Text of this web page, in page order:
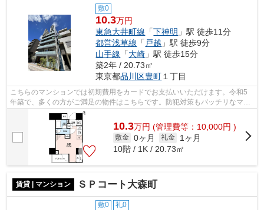
敷0
10.3万円
東急大井町線 「下神明 」駅 徒歩11分
都営浅草線 「 戸越 」駅 徒歩9分
山手線 「大崎 」駅 徒歩15分
築2年 / 20.73㎡
東京都品川区豊町１丁目
こちらのマンションでは初期費用をカードでお支払いいただけます。令和5
年築で、多くの方がご満足の物件はこちらです。防犯対策もバッチリなマン
ションタイプの物件です。歩いて11分ほ...
10.3万円 (管理費等：10,000円 )
敷金 0ヶ月 礼金
1ヶ月
10階 / 1K / 20.73㎡
賃貸 | マンション ＳＰコート大森町
敷0 礼0